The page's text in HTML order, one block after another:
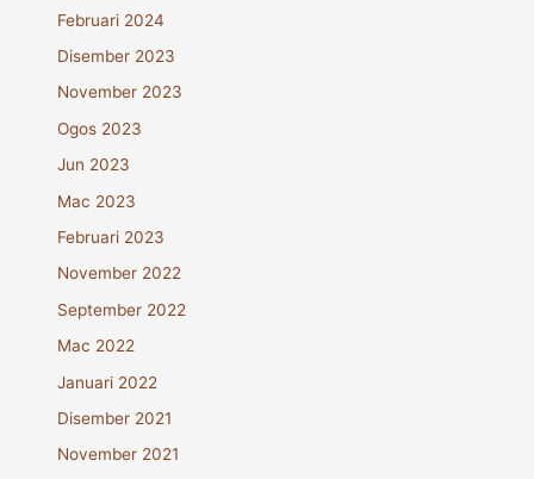
Februari 2024
Disember 2023
November 2023
Ogos 2023
Jun 2023
Mac 2023
Februari 2023
November 2022
September 2022
Mac 2022
Januari 2022
Disember 2021
November 2021